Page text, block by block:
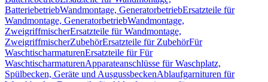
BatteriebetriebWandmontage, GeneratorbetriebErsatzteile für
Wandmontage, GeneratorbetriebWandmontage,
ZweigriffmischerErsatzteile für Wandmontage,
ZweigriffmischerZubehörErsatzteile für ZubehörFür
WaschtischarmaturenErsatzteile für Für
WaschtischarmaturenApparateanschlüsse für Waschplatz,
Spülbecken, Geräte und AusgussbeckenAblaufgarnituren für